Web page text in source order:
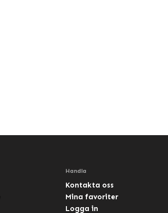
Handla
Kontakta oss
Mina favoriter
Logga in